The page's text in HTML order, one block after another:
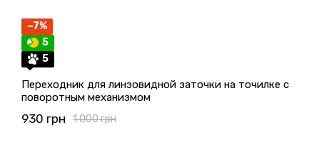
−7%
5
5
Переходник для линзовидной заточки на точилке с
поворотным механизмом
1 000 грн
930 грн